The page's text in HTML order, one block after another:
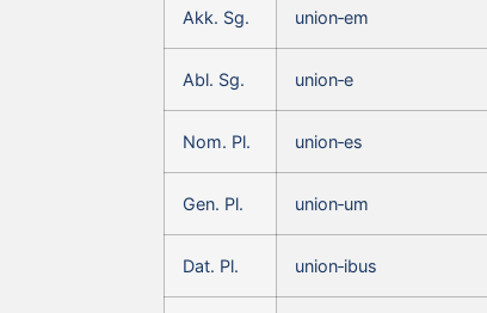
Akk. Sg. union‑em
Abl. Sg. union‑e
Nom. Pl. union‑es
Gen. Pl. union‑um
Dat. Pl. union‑ibus